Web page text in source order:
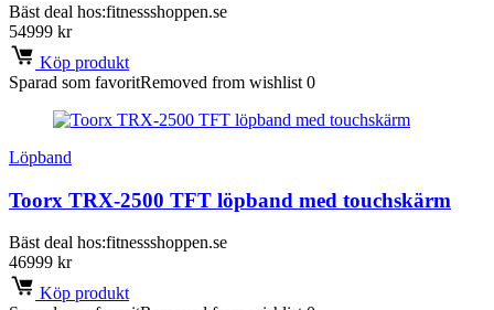
Bäst deal hos:fitnessshoppen.se
54999 kr
Köp produkt
Sparad som favoritRemoved from wishlist 0
Löpband
Toorx TRX-2500 TFT löpband med touchskärm
Bäst deal hos:fitnessshoppen.se
46999 kr
Köp produkt